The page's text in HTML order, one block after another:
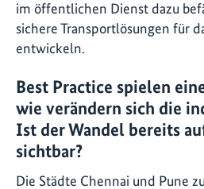
im öffentlichen Dienst dazu
sichere Transportlösungen für
entwickeln.
Best Practice spielen
wie verändern sich die
Ist der Wandel bereits
sichtbar?
Die Städte Chennai und Pune